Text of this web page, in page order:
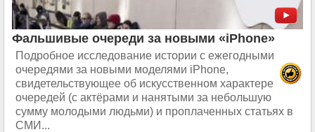
Фальшивые очереди за новыми «iPhone»
Подробное исследование истории с ежегодными
очередями за новыми моделями iPhone,
свидетельствующее об искусственном характере
очередей (с актёрами и нанятыми за небольшую
сумму молодыми людьми) и проплаченных статьях в
СМИ...